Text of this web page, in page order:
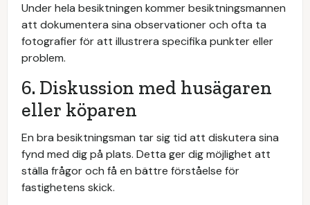
Under hela besiktningen kommer besiktningsmannen
att dokumentera sina observationer och ofta ta
fotografier för att illustrera specifika punkter eller
problem.
6. Diskussion med husägaren
eller köparen
En bra besiktningsman tar sig tid att diskutera sina
fynd med dig på plats. Detta ger dig möjlighet att
ställa frågor och få en bättre förståelse för
fastighetens skick.